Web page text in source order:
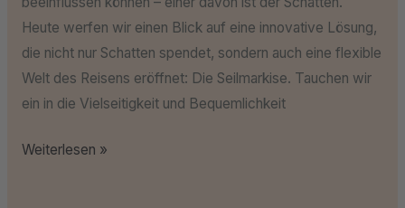
Heute werfen wir einen Blick auf eine innovative Lösung,
die nicht nur Schatten spendet, sondern auch eine flexible
Welt des Reisens eröffnet: Die Seilmarkise. Tauchen wir
ein in die Vielseitigkeit und Bequemlichkeit
Weiterlesen »